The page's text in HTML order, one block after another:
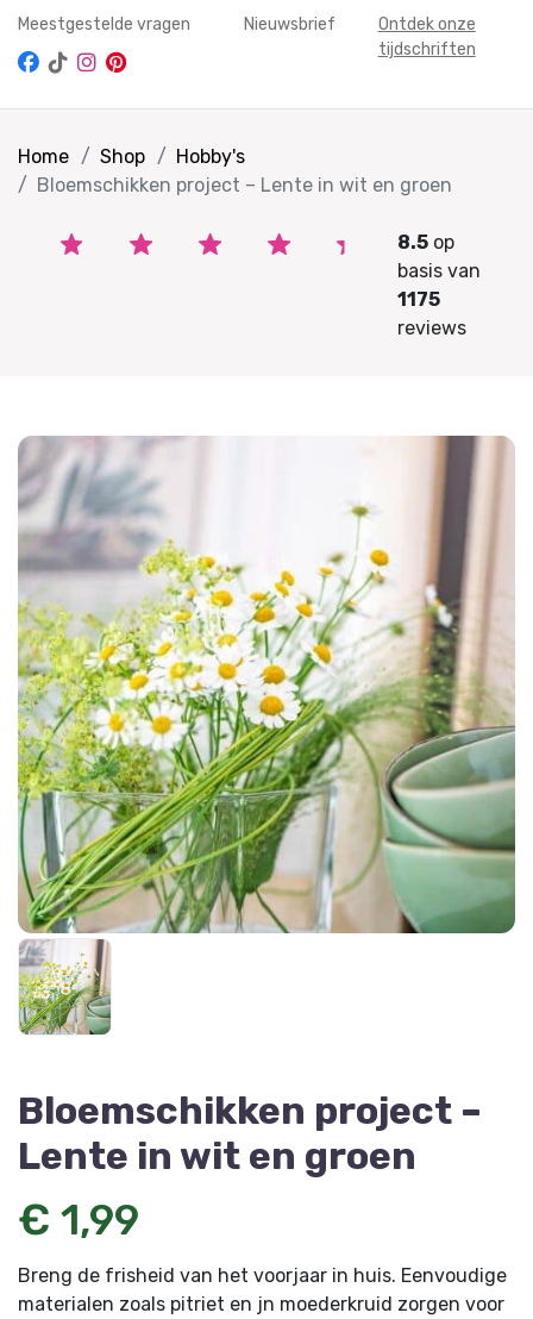
Meestgestelde vragen Nieuwsbrief
Ontdek onze
tijdschriften
Home Shop
Hobby's
Bloemschikken project – Lente in wit en groen
8.5op
basis van
1175
reviews
Bloemschikken project –
Lente in wit en groen
€ 1,99
Breng de frisheid van het voorjaar in huis. Eenvoudige
materialen zoals pitriet en jn moederkruid zorgen voor